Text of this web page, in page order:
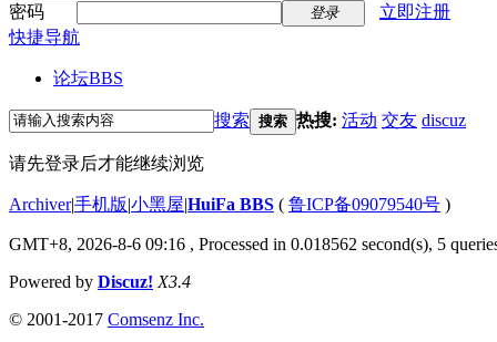
密码
登录
立即注册
快捷导航
论坛BBS
搜索 搜索 热搜: 活动 交友 discuz
请先登录后才能继续浏览
Archiver|手机版|小黑屋|HuiFa BBS ( 鲁ICP备09079540号 )
GMT+8, 2026-8-6 09:16 , Processed in 0.018562 second(s), 5
Powered by Discuz! X3.4
© 2001-2017 Comsenz Inc.